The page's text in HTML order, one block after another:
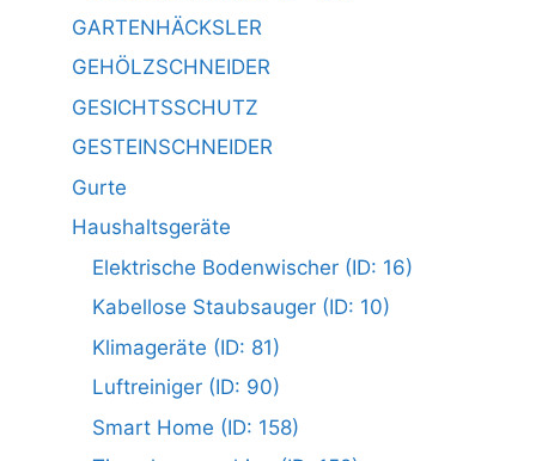
GARTENHÄCKSLER
GEHÖLZSCHNEIDER
GESICHTSSCHUTZ
GESTEINSCHNEIDER
Gurte
Haushaltsgeräte
Elektrische Bodenwischer (ID: 16)
Kabellose Staubsauger (ID: 10)
Klimageräte (ID: 81)
Luftreiniger (ID: 90)
Smart Home (ID: 158)